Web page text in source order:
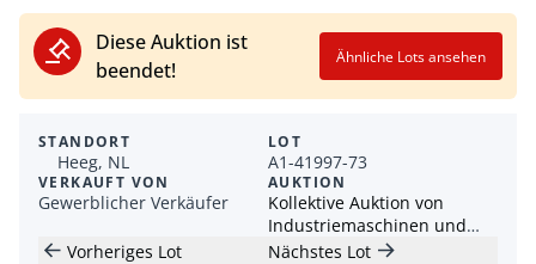
Diese Auktion ist
beendet!
Ähnliche Lots ansehen
STANDORT
Heeg, NL
VERKAUFT VON
Gewerblicher Verkäufer
LOT
A1-41997-73
AUKTION
Kollektive Auktion von
Industriemaschinen und
Werkzeugen
Vorheriges Lot Nächstes Lot